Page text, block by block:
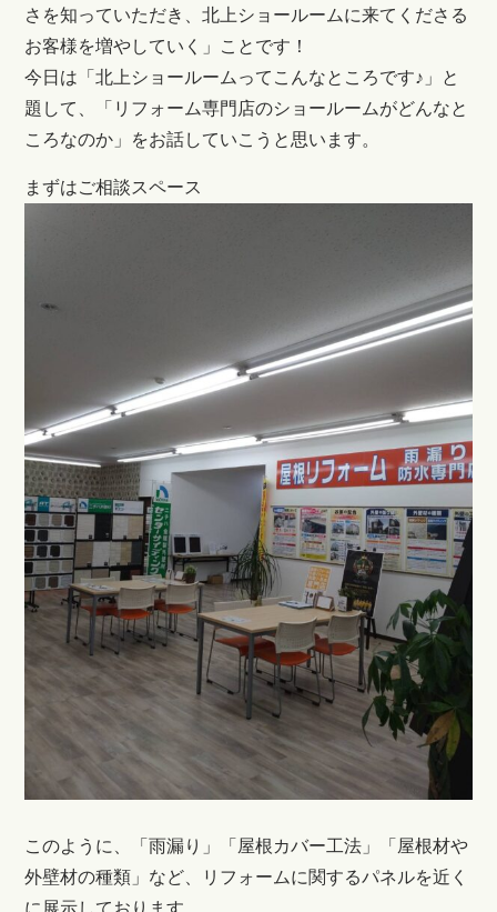
さを知っていただき、北上ショールームに来てくださる
お客様を増やしていく」ことです！
今日は「北上ショールームってこんなところです♪」と
題して、「リフォーム専門店のショールームがどんなと
ころなのか」をお話していこうと思います。
まずはご相談スペース
このように、「雨漏り」「屋根カバー工法」「屋根材や
外壁材の種類」など、リフォームに関するパネルを近く